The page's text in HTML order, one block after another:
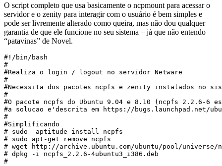
O script completo que usa basicamente o ncpmount para acessar o
servidor e o zenity para interagir com o usuário é bem simples e
pode ser livremente alterado como queira, mas não dou qualquer
garantia de que ele funcione no seu sistema – já que não entendo
“patavinas” de Novel.
#!/bin/bash
#
#Realiza o login / logout no servidor Netware
#
#Necessita dos pacotes ncpfs e zenity instalados no
#
#O pacote ncpfs do Ubuntu 9.04 e 8.10 (ncpfs 2.2.6-6
#a solucao e'descrita em https://bugs.launchpad.net/
#
#Simplificando
# sudo  aptitude install ncpfs
# sudo apt-get remove ncpfs
# wget http://archive.ubuntu.com/ubuntu/pool/universe/
# dpkg -i ncpfs_2.2.6-4ubuntu3_i386.deb
#